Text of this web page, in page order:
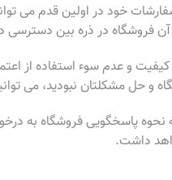
خود در اولین قدم می
فروشگاه در ذره بین دسترسی
کیفیت و عدم سوء استفاده از
و حل مشکلتان نبودید، می
پاسخگویی فروشگاه به
داشت.